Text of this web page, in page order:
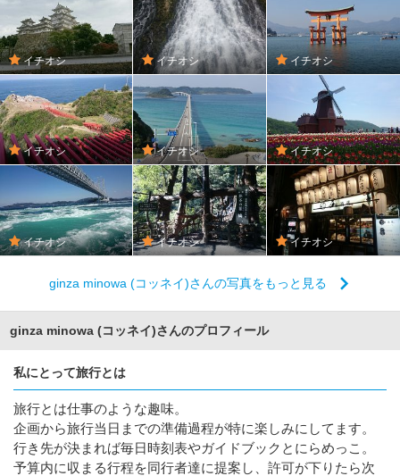
イチオシ イチオシ イチオシ
イチオシ イチオシ イチオシ
イチオシ イチオシ イチオシ
ginza minowa (コッネイ)さんの写真をもっと見る
ginza minowa (コッネイ)さんのプロフィール
私にとって旅行とは
旅行とは仕事のような趣味。
企画から旅行当日までの準備過程が特に楽しみにしてます。
行き先が決まれば毎日時刻表やガイドブックとにらめっこ。
予算内に収まる行程を同行者達に提案し、許可が下りたら次